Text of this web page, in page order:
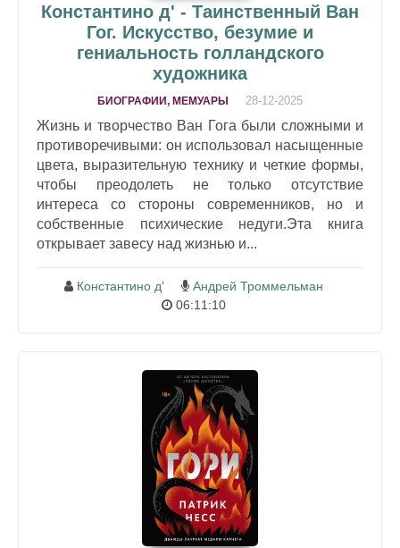
Константино д' - Таинственный Ван
Гог. Искусство, безумие и
гениальность голландского
художника
БИОГРАФИИ, МЕМУАРЫ 28-12-2025
Жизнь и творчество Ван Гога были сложными и
противоречивыми: он использовал насыщенные
цвета, выразительную технику и четкие формы,
чтобы преодолеть не только отсутствие
интереса со стороны современников, но и
собственные психические недуги.Эта книга
открывает завесу над жизнью и...
Константино д'
Андрей Троммельман
06:11:10